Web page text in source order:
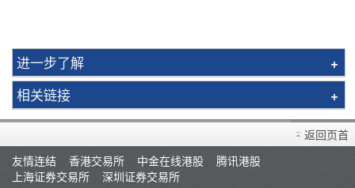
进一步了解
环球期货买卖简介
环球期货期权简介
英国金属远期合约
新交所富时A50 指数期货
相关链接
外国期货手册
市况评论
常见问题
返回页首
友情连结
香港交易所 中金在线港股
腾讯港股
上海证券交易所
深圳证券交易所